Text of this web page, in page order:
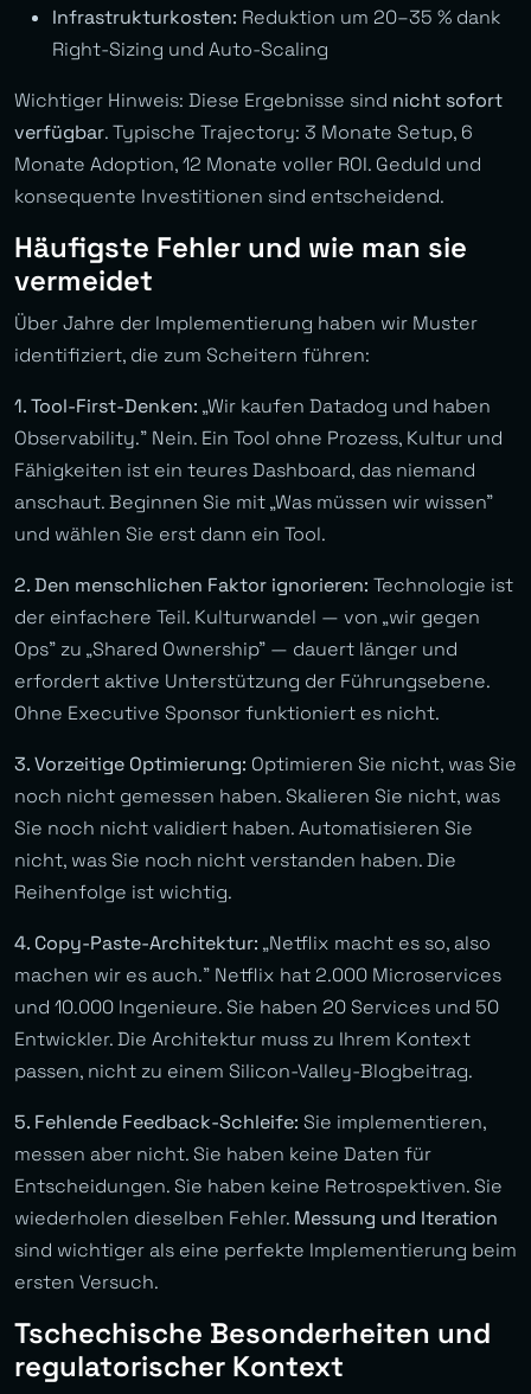
Infrastrukturkosten: Reduktion um 20–35 % dank
Right-Sizing und Auto-Scaling
Wichtiger Hinweis: Diese Ergebnisse sind nicht sofort
verfügbar. Typische Trajectory: 3 Monate Setup, 6
Monate Adoption, 12 Monate voller ROI. Geduld und
konsequente Investitionen sind entscheidend.
Häufigste Fehler und wie man sie
vermeidet
Über Jahre der Implementierung haben wir Muster
identifiziert, die zum Scheitern führen:
1. Tool-First-Denken: „Wir kaufen Datadog und haben
Observability.” Nein. Ein Tool ohne Prozess, Kultur und
Fähigkeiten ist ein teures Dashboard, das niemand
anschaut. Beginnen Sie mit „Was müssen wir wissen”
und wählen Sie erst dann ein Tool.
2. Den menschlichen Faktor ignorieren: Technologie ist
der einfachere Teil. Kulturwandel — von „wir gegen
Ops” zu „Shared Ownership” — dauert länger und
erfordert aktive Unterstützung der Führungsebene.
Ohne Executive Sponsor funktioniert es nicht.
3. Vorzeitige Optimierung: Optimieren Sie nicht, was Sie
noch nicht gemessen haben. Skalieren Sie nicht, was
Sie noch nicht validiert haben. Automatisieren Sie
nicht, was Sie noch nicht verstanden haben. Die
Reihenfolge ist wichtig.
4. Copy-Paste-Architektur: „Netflix macht es so, also
machen wir es auch.” Netflix hat 2.000 Microservices
und 10.000 Ingenieure. Sie haben 20 Services und 50
Entwickler. Die Architektur muss zu Ihrem Kontext
passen, nicht zu einem Silicon-Valley-Blogbeitrag.
5. Fehlende Feedback-Schleife: Sie implementieren,
messen aber nicht. Sie haben keine Daten für
Entscheidungen. Sie haben keine Retrospektiven. Sie
wiederholen dieselben Fehler. Messung und Iteration
sind wichtiger als eine perfekte Implementierung beim
ersten Versuch.
Tschechische Besonderheiten und
regulatorischer Kontext